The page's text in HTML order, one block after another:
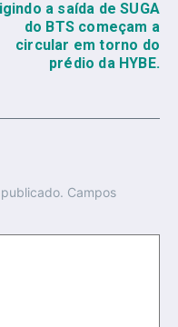
a saída de SUGA
do BTS começam a
circular em torno do
prédio da HYBE.
Campos